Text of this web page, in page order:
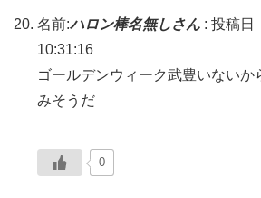
名前:ハロン棒名無しさん : 投稿日
10:31:16
ゴールデンウィーク武豊いないか
みそうだ
0